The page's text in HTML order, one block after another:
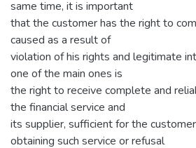
same time, it is important
that the customer has the right to
caused as a result of
violation of his rights and legitimate
one of the main ones is
the right to receive complete and
the financial service and
its supplier, sufficient for the
obtaining such service or refusal